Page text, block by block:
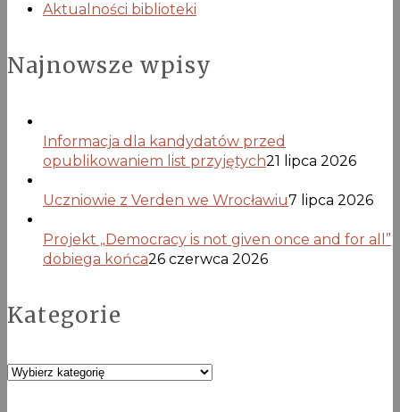
Aktualności biblioteki
Najnowsze wpisy
Informacja dla kandydatów przed
opublikowaniem list przyjętych21 lipca 2026
Uczniowie z Verden we Wrocławiu7 lipca 2026
Projekt „Democracy is not given once and for all”
dobiega końca26 czerwca 2026
Kategorie
Kategorie